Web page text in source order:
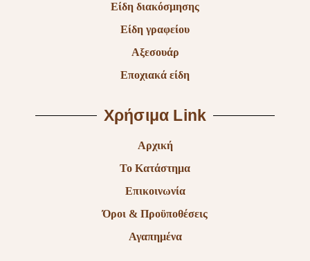
Είδη διακόσμησης
Είδη γραφείου
Αξεσουάρ
Εποχιακά είδη
Χρήσιμα Link
Αρχική
Το Κατάστημα
Επικοινωνία
Όροι & Προϋποθέσεις
Αγαπημένα